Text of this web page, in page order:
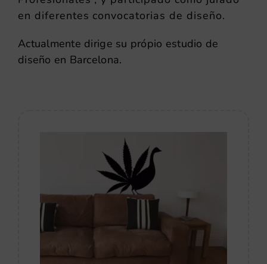
en diferentes convocatorias de diseño.
Actualmente dirige su própio estudio de
diseño en Barcelona.